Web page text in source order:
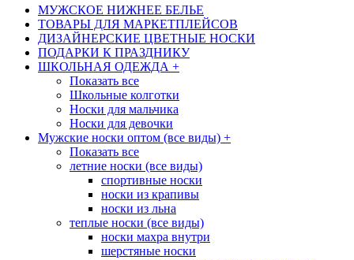
МУЖСКОЕ НИЖНЕЕ БЕЛЬЕ
ТОВАРЫ ДЛЯ МАРКЕТПЛЕЙСОВ
ДИЗАЙНЕРСКИЕ ЦВЕТНЫЕ НОСКИ
ПОДАРКИ К ПРАЗДНИКУ
ШКОЛЬНАЯ ОДЕЖДА +
Показать все
Школьные колготки
Носки для мальчика
Носки для девочки
Мужские носки оптом (все виды) +
Показать все
летние носки (все виды)
спортивные носки
носки из крапивы
носки из льна
теплые носки (все виды)
носки махра внутри
шерстяные носки